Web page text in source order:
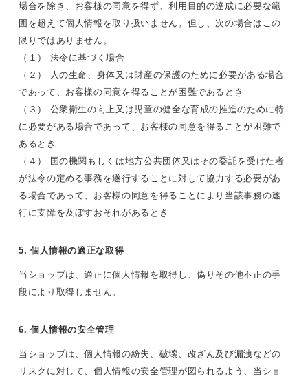
場合を除き、お客様の同意を得ず、利用目的の達成に必要な範
囲を超えて個人情報を取り扱いません。但し、次の場合はこの
限りではありません。
（１） 法令に基づく場合
（２） 人の生命、身体又は財産の保護のために必要がある場合
であって、お客様の同意を得ることが困難であるとき
（３） 公衆衛生の向上又は児童の健全な育成の推進のために特
に必要がある場合であって、お客様の同意を得ることが困難で
あるとき
（４） 国の機関もしくは地方公共団体又はその委託を受けた者
が法令の定める事務を遂行することに対して協力する必要があ
る場合であって、お客様の同意を得ることにより当該事務の遂
行に支障を及ぼすおそれがあるとき
5. 個人情報の適正な取得
当ショップは、適正に個人情報を取得し、偽りその他不正の手
段により取得しません。
6. 個人情報の安全管理
当ショップは、個人情報の紛失、破壊、改ざん及び漏洩などの
リスクに対して、個人情報の安全管理が図られるよう、当ショ